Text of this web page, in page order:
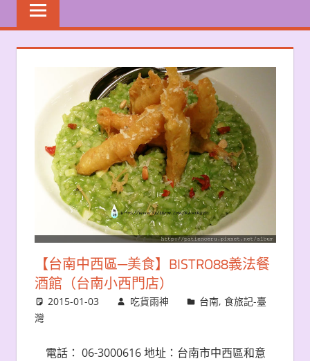
【台南中西區─美食】BISTRO88義法餐
酒館（台南小西門店）
2015-01-03 吃貨雨神 台南,食旅記-臺
灣
電話： 06-3000616 地址：台南市中西區和意